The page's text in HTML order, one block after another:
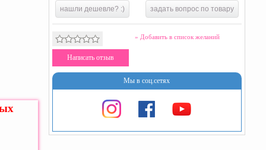
нашли дешевле? :) задать вопрос по товару
» Добавить в список желаний
Написать отзыв
Мы в соц.сетях